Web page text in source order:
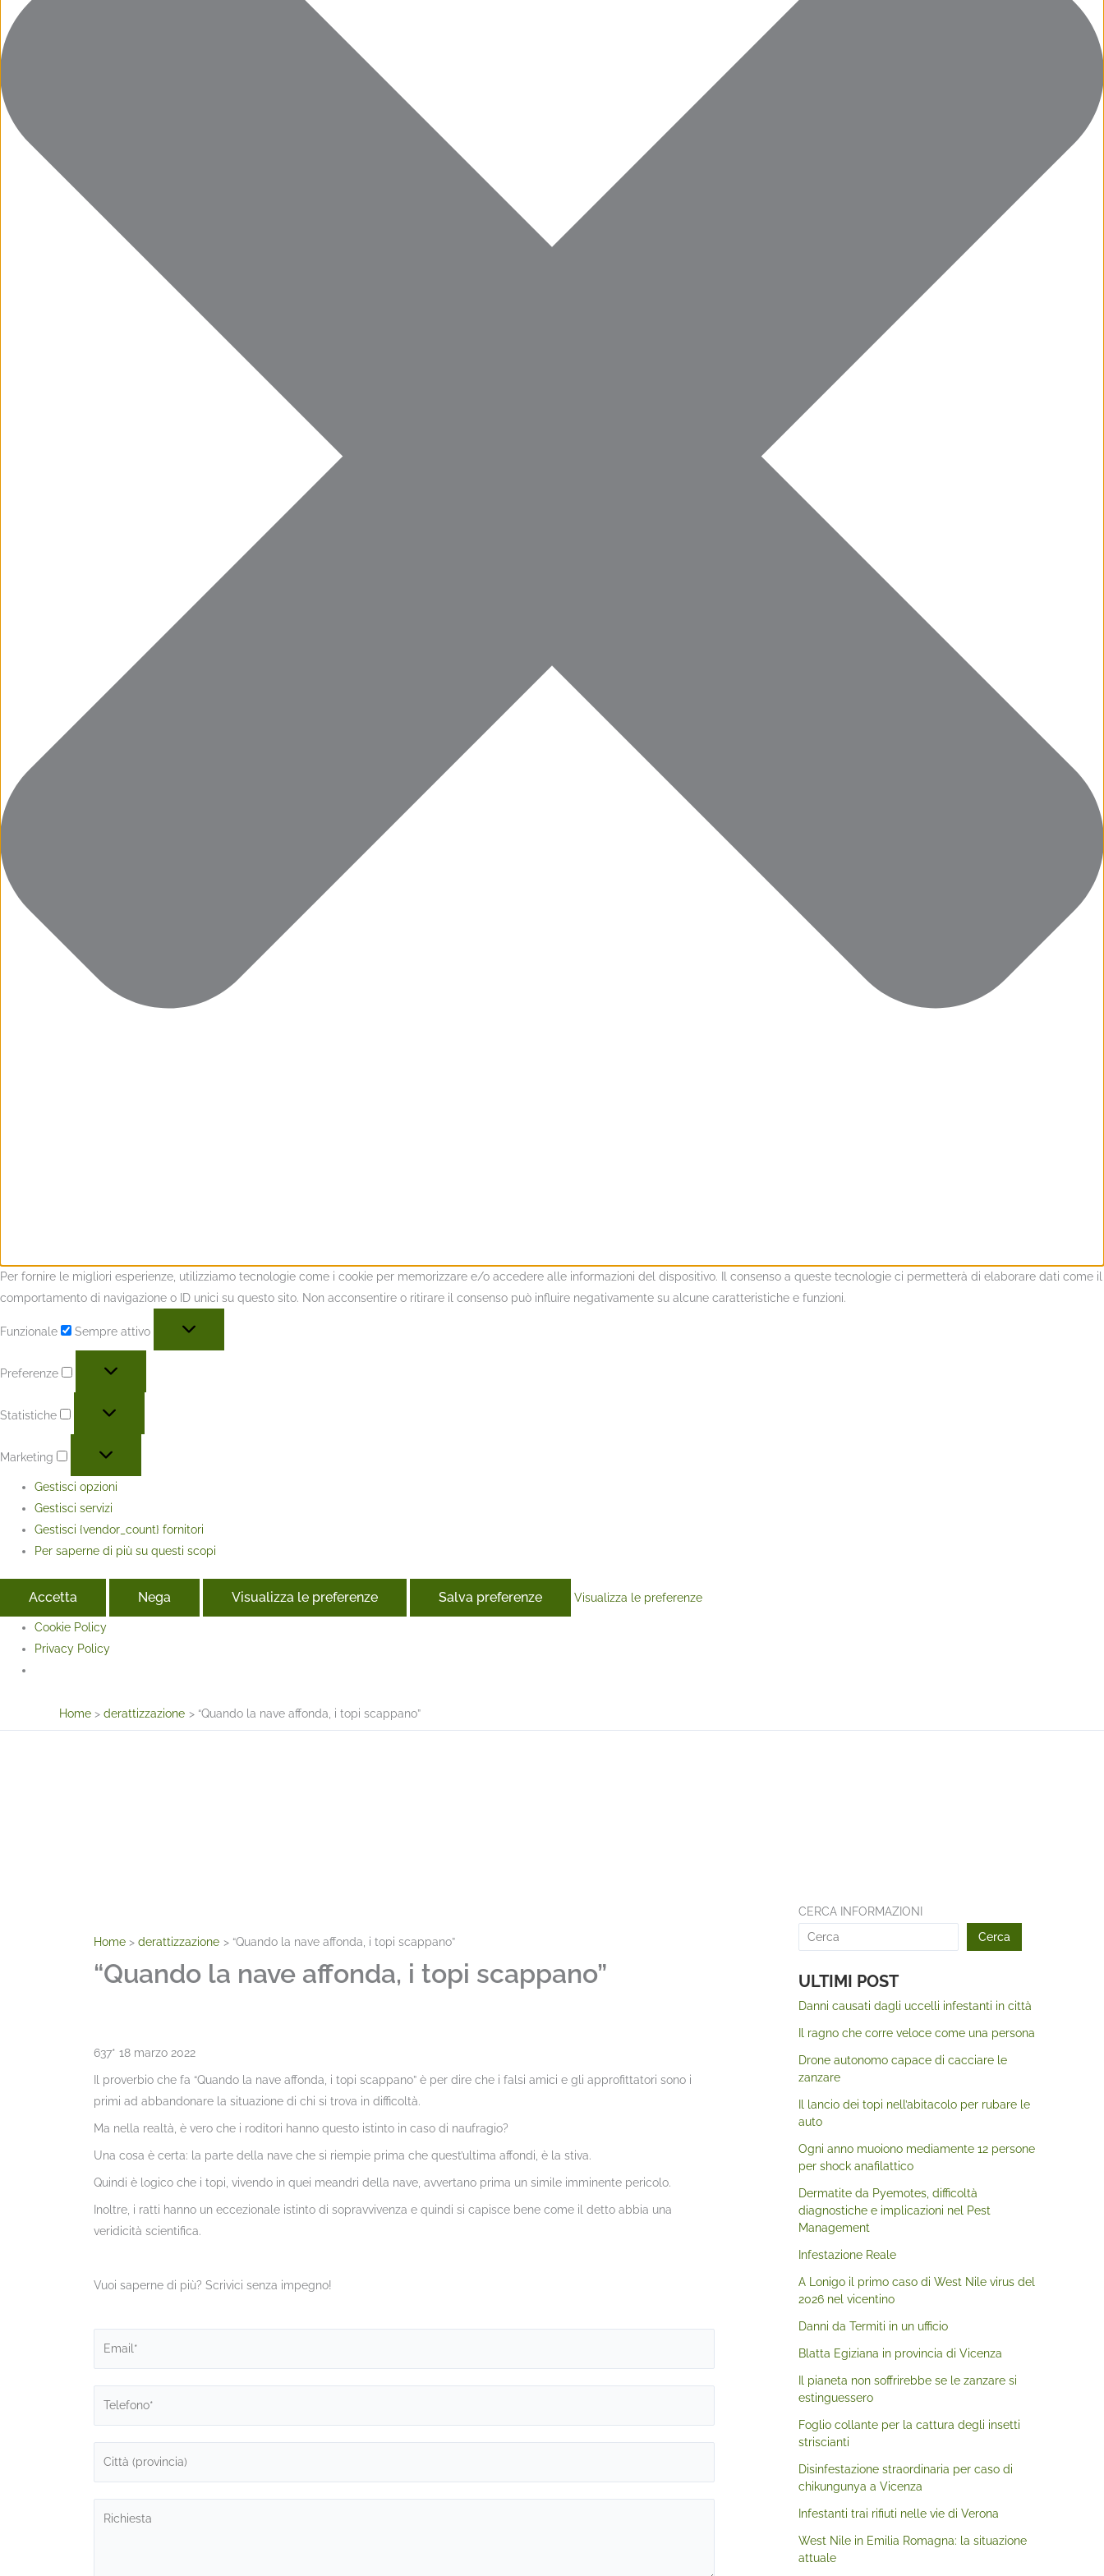
Per fornire le migliori esperienze, utilizziamo tecnologie come i cookie per memorizzare e/o accedere alle informazioni del dispositivo. Il consenso a queste tecnologie ci permetterà di elaborare dati come il
comportamento di navigazione o ID unici su questo sito. Non acconsentire o ritirare il consenso può influire negativamente su alcune caratteristiche e funzioni.
Funzionale Sempre attivo
Preferenze
Statistiche
Marketing
Gestisci opzioni
Gestisci servizi
Gestisci {vendor_count} fornitori
Per saperne di più su questi scopi
Accetta Nega Visualizza le preferenze Salva preferenze Visualizza le preferenze
Cookie Policy
Privacy Policy
Home derattizzazione “Quando la nave affonda, i topi scappano”
Home derattizzazione “Quando la nave affonda, i topi scappano”
“Quando la nave affonda, i topi scappano”
637* 18 marzo 2022
Il proverbio che fa “Quando la nave affonda, i topi scappano” è per dire che i falsi amici e gli approfittatori sono i
primi ad abbandonare la situazione di chi si trova in difficoltà.
Ma nella realtà, è vero che i roditori hanno questo istinto in caso di naufragio?
Una cosa è certa: la parte della nave che si riempie prima che quest’ultima affondi, è la stiva.
Quindi è logico che i topi, vivendo in quei meandri della nave, avvertano prima un simile imminente pericolo.
Inoltre, i ratti hanno un eccezionale istinto di sopravvivenza e quindi si capisce bene come il detto abbia una
veridicità scientifica.
Vuoi saperne di più? Scrivici senza impegno!
CERCA INFORMAZIONI
Cerca
ULTIMI POST
Danni causati dagli uccelli infestanti in città
Il ragno che corre veloce come una persona
Drone autonomo capace di cacciare le
zanzare
Il lancio dei topi nell’abitacolo per rubare le
auto
Ogni anno muoiono mediamente 12 persone
per shock anafilattico
Dermatite da Pyemotes, difficoltà
diagnostiche e implicazioni nel Pest
Management
Infestazione Reale
A Lonigo il primo caso di West Nile virus del
2026 nel vicentino
Danni da Termiti in un ufficio
Blatta Egiziana in provincia di Vicenza
Il pianeta non soffrirebbe se le zanzare si
estinguessero
Foglio collante per la cattura degli insetti
striscianti
Disinfestazione straordinaria per caso di
chikungunya a Vicenza
Infestanti trai rifiuti nelle vie di Verona
West Nile in Emilia Romagna: la situazione
attuale